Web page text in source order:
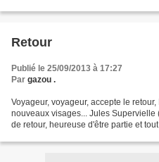
Retour
Publié le 25/09/2013 à 17:27
Par gazou .
Voyageur, voyageur, accepte le
nouveaux visages... Jules
de retour, heureuse d'être partie et